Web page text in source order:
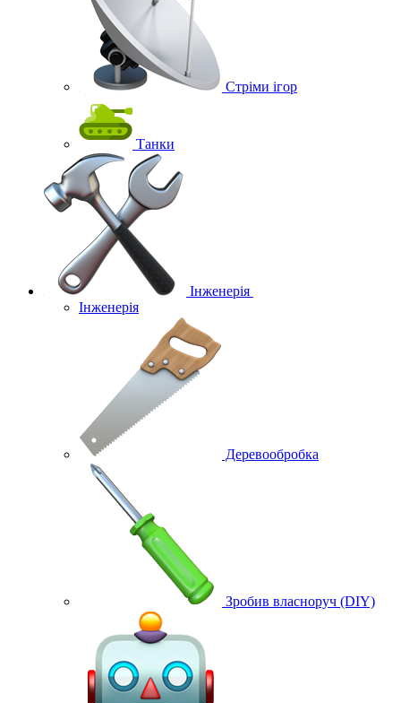
Стріми ігор
Танки
Інженерія
Інженерія
Деревообробка
Зробив власноруч (DIY)